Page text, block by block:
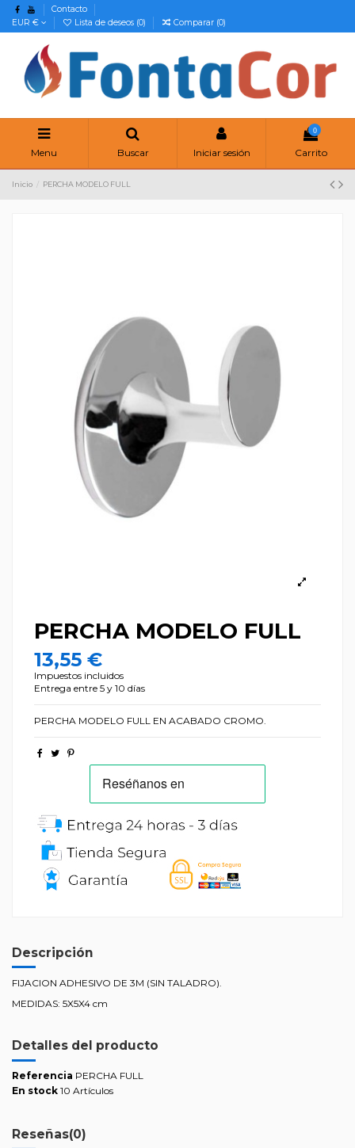
Contacto
EUR €
Lista de deseos (0) Comparar (0)
Menu Buscar Iniciar sesión
0
Carrito
Inicio PERCHA MODELO FULL
PERCHA MODELO FULL
13,55 €
Impuestos incluidos
Entrega entre 5 y 10 días
PERCHA MODELO FULL EN ACABADO CROMO.
Descripción
FIJACION ADHESIVO DE 3M (SIN TALADRO).
MEDIDAS: 5X5X4 cm
Detalles del producto
Referencia PERCHA FULL
En stock 10 Artículos
Reseñas(0)